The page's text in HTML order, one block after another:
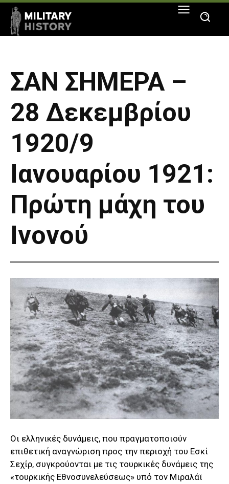
ΣΑΝ ΣΗΜΕΡΑ –
28 Δεκεμβρίου
1920/9
Ιανουαρίου 1921:
Πρώτη μάχη του
Ινονού
Οι ελληνικές δυνάμεις, που πραγματοποιούν
επιθετική αναγνώριση προς την περιοχή του Εσκί
Σεχίρ, συγκρούονται με τις τουρκικές δυνάμεις της
«τουρκικής Εθνοσυνελεύσεως» υπό τον Μιραλάϊ